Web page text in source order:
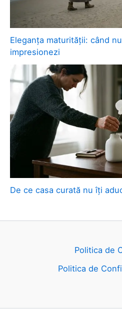
Eleganța maturității: când
impresionezi
De ce casa curată nu îți
Politica de
Politica de